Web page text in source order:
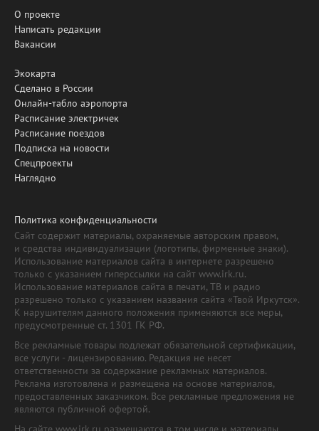
О проекте
Написать редакции
Вакансии
Экокарта
Сделано в России
Онлайн-табло аэропорта
Расписание электричек
Расписание поездов
Подписка на новости
Спецпроекты
Наглядно
Политика конфиденциальности
Сайт содержит материалы, охраняемые авторским правом,
и средства индивидуализации (логотипы, фирменные знаки).
Использование материалов сайта в интернете разрешено
только с указанием гиперссылки на сайт www.irk.ru.
Использование материалов сайта в печати, ТВ и радио
разрешено только с указанием названия сайта «Твой Иркутск».
К нарушителям данного положения применяются все меры,
предусмотренные ст. 1301 ГК РФ.
Все рекламные товары подлежат обязательной сертификации,
все услуги - лицензированию. Редакция не несет
ответственности за содержание рекламных материалов.
Реклама изготовлена и размещена на основе материалов,
предоставленных заказчиком. Все рекламные предложения не
являются публичной офертой.